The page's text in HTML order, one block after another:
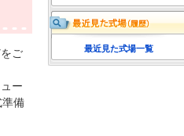
ご
ー
準備
最近見た式場一覧